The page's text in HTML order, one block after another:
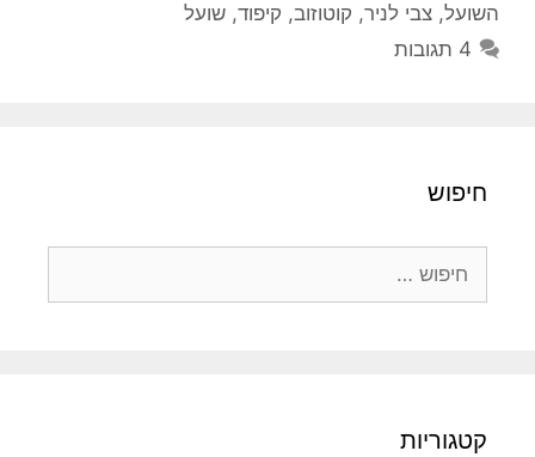
השועל, צבי לניר, קוטוזוב, קיפוד, שועל
4 תגובות
חיפוש
קטגוריות